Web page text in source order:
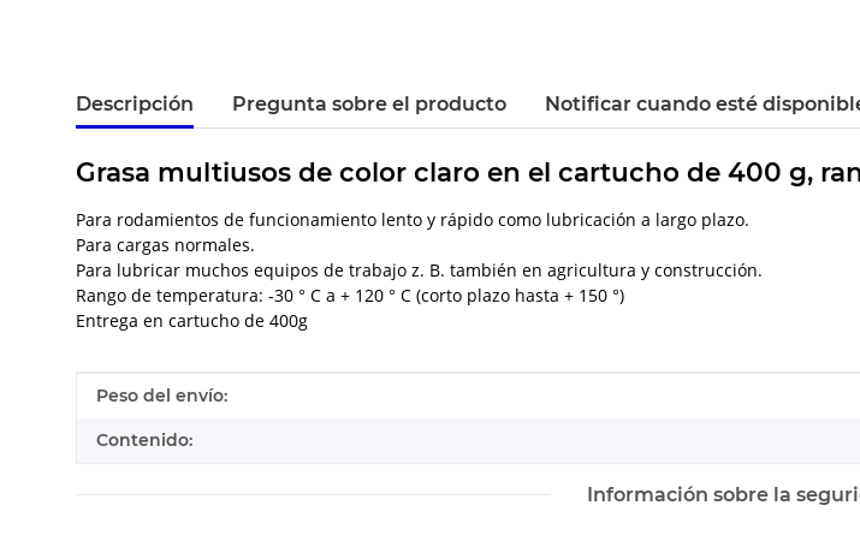
Descripción Pregunta sobre el producto Notificar cuando esté
Grasa multiusos de color claro en el cartucho de 400 g,
Para rodamientos de funcionamiento lento y rápido como lubricación a largo plazo.
Para cargas normales.
Para lubricar muchos equipos de trabajo z. B. también en agricultura y construcción.
Rango de temperatura: -30 ° C a + 120 ° C (corto plazo hasta + 150 °)
Entrega en cartucho de 400g
#productDetails.itemInformation#
#productDetails.itemValue#
Peso del envío:
Contenido:
Información sobre la